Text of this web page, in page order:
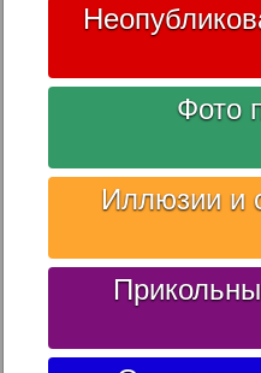
Фото
Иллюзии и